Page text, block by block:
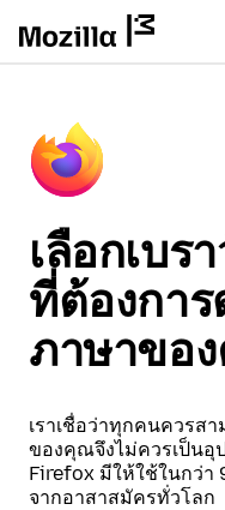
เลือกเบร
ที่ต้องกา
ภาษาขอ
เราเชื่อว่าทุกคนควรส
ของคุณจึงไม่ควรเป็นอุ
Firefox มีให้ใช้ในกว่า
จากอาสาสมัครทั่วโลก